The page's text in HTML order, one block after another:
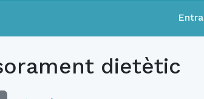
Entra
dietètic